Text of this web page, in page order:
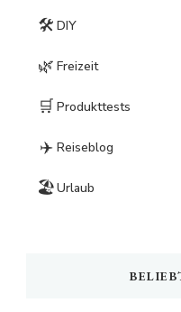
🛠️ DIY
🌿 Freizeit
🛒 Produkttests
✈️ Reiseblog
🏖️Urlaub